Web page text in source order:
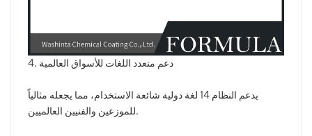
4. دعم متعدد اللغات للأسواق العالمية
يدعم النظام 14 لغة دولية شائعة الاستخدام، مما يجعله مثالياً
للموزعين والفنيين العالميين.